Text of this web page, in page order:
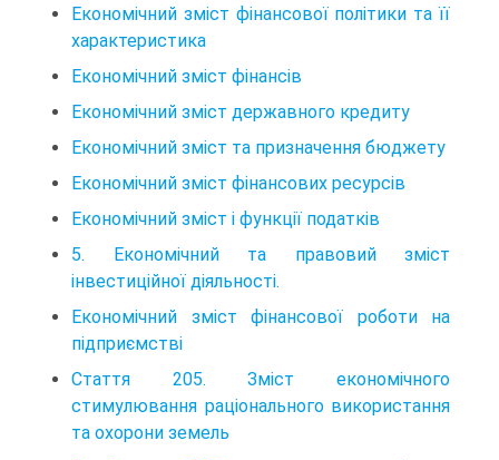
Економічний зміст фінансової політики та її
характеристика
Економічний зміст фінансів
Економічний зміст державного кредиту
Економічний зміст та призначення бюджету
Економічний зміст фінансових ресурсів
Економічний зміст і функції податків
5. Економічний та правовий зміст
інвестиційної діяльності.
Економічний зміст фінансової роботи на
підприємстві
Стаття 205. Зміст економічного
стимулювання раціонального використання
та охорони земель